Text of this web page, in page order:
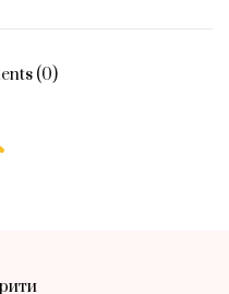
(0)
10 стильных